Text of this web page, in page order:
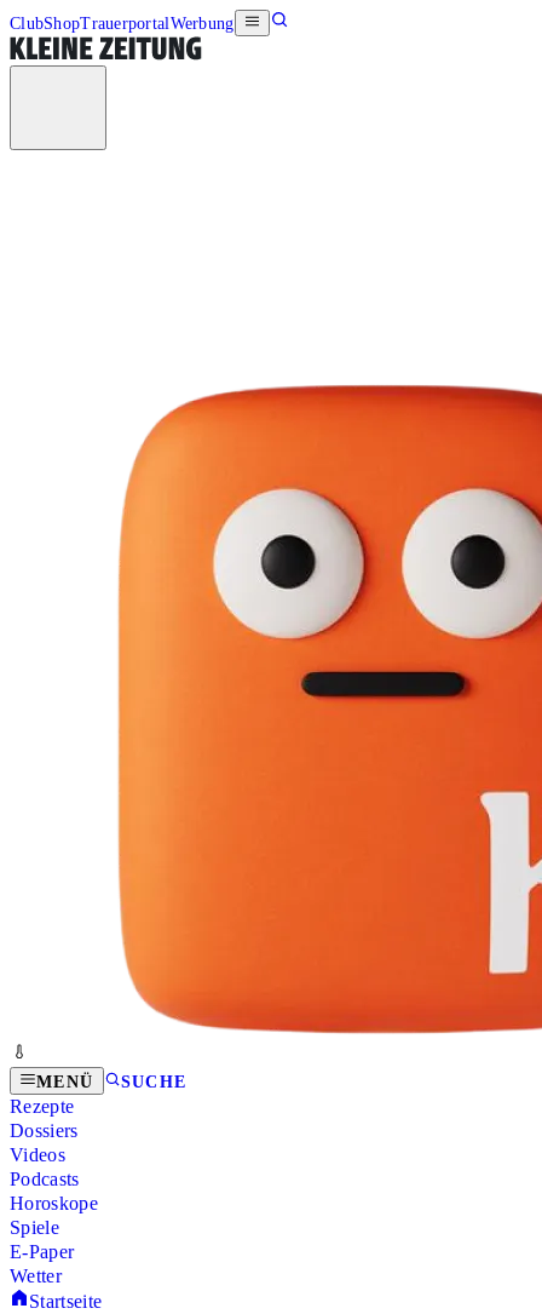
ClubShopTrauerportalWerbung
MENÜ SUCHE
Rezepte
Dossiers
Videos
Podcasts
Horoskope
Spiele
E-Paper
Wetter
Startseite